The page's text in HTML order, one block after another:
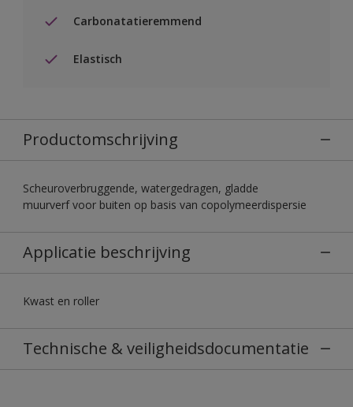
Carbonatatieremmend
Elastisch
Productomschrijving
Scheuroverbruggende, watergedragen, gladde
muurverf voor buiten op basis van copolymeerdispersie
Applicatie beschrijving
Kwast en roller
Technische & veiligheidsdocumentatie